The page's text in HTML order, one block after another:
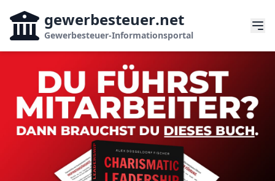
gewerbesteuer.net
Gewerbesteuer-Informationsportal